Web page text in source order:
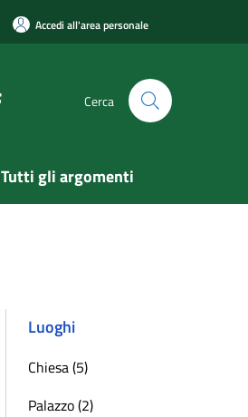
Accedi all'area personale
Cerca
Tutti gli argomenti
Luoghi
Chiesa (5)
Palazzo (2)